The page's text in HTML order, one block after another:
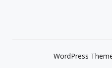
WordPress